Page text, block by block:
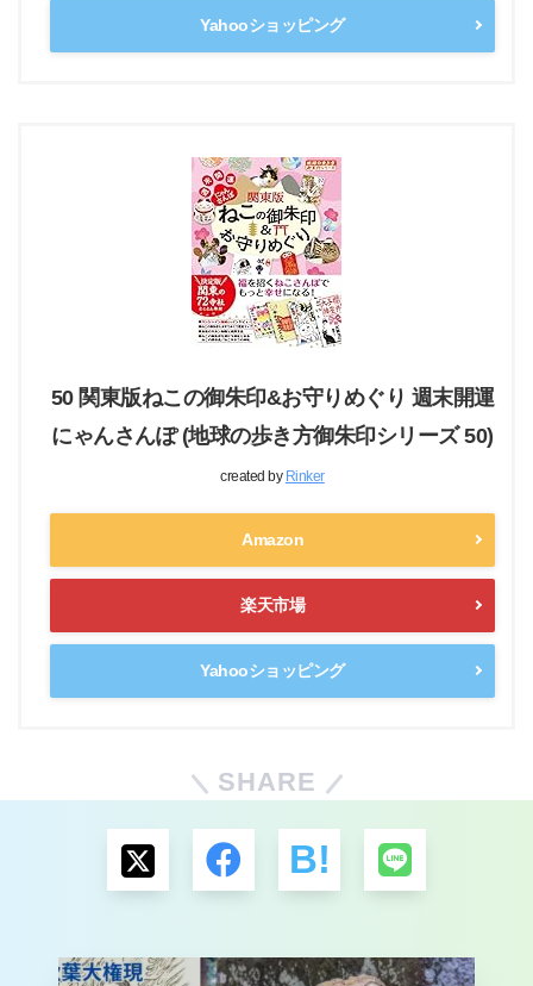
Yahooショッピング
50 関東版ねこの御朱印&お守りめぐり 週末開運
にゃんさんぽ (地球の歩き方御朱印シリーズ 50)
created by Rinker
Amazon
楽天市場
Yahooショッピング
SHARE